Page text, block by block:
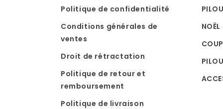
Politique de confidentialité
Conditions générales de
ventes
Droit de rétractation
Politique de retour et
remboursement
Politique de livraison
NOËL